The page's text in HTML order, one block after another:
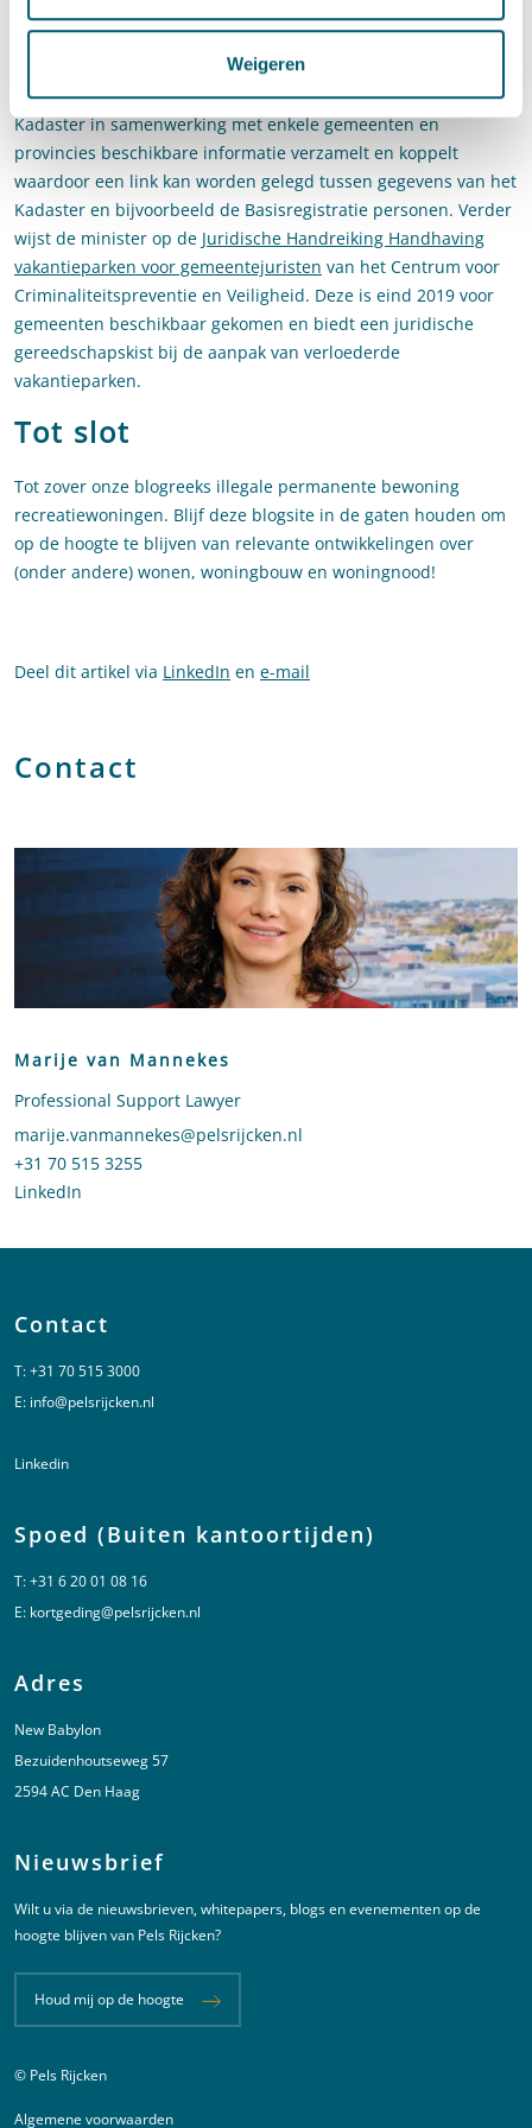
Weigeren
vakantieparken te transformeren naar een andere
bestemming. Ook wordt er een zogenaamd
‘informatiefundament’ ontwikkeld. Dit is een tool waarmee het
Kadaster in samenwerking met enkele gemeenten en
provincies beschikbare informatie verzamelt en koppelt
waardoor een link kan worden gelegd tussen gegevens van het
Kadaster en bijvoorbeeld de Basisregistratie personen. Verder
wijst de minister op de Juridische Handreiking Handhaving
vakantieparken voor gemeentejuristen van het Centrum voor
Criminaliteitspreventie en Veiligheid. Deze is eind 2019 voor
gemeenten beschikbaar gekomen en biedt een juridische
gereedschapskist bij de aanpak van verloederde
vakantieparken.
Tot slot
Tot zover onze blogreeks illegale permanente bewoning
recreatiewoningen. Blijf deze blogsite in de gaten houden om
op de hoogte te blijven van relevante ontwikkelingen over
(onder andere) wonen, woningbouw en woningnood!
Deel dit artikel via LinkedIn en e-mail
Contact
Marije van Mannekes
Professional Support Lawyer
Stuur een e-mail naar Marije van Mannekes
marije.vanmannekes@pelsrijcken.nl
Bel naar Marije van Mannekes
+31 70 515 3255
LinkedIn
Contact
T:+31 70 515 3000
E: info@pelsrijcken.nl
Linkedin
Spoed (Buiten kantoortijden)
T:+31 6 20 01 08 16
E: kortgeding@pelsrijcken.nl
Adres
New Babylon
Bezuidenhoutseweg 57
2594 AC Den Haag
Nieuwsbrief
Wilt u via de nieuwsbrieven, whitepapers, blogs en evenementen op de
hoogte blijven van Pels Rijcken?
Houd mij op de hoogte
Juridische informatie
© Pels Rijcken
Algemene voorwaarden